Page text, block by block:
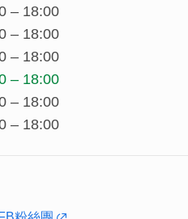
– 18:00
– 18:00
– 18:00
– 18:00
– 18:00
– 18:00